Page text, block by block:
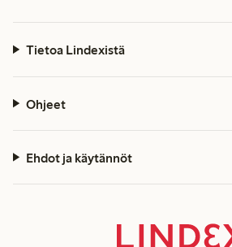
Tietoa Lindexistä
Ohjeet
Ehdot ja käytännöt